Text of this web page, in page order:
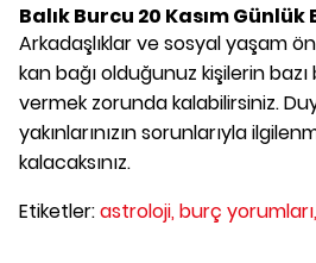
Balık Burcu 20 Kasım
Arkadaşlıklar ve sosyal yaşam
kan bağı olduğunuz kişilerin
vermek zorunda kalabilirsiniz.
yakınlarınızın sorunlarıyla
kalacaksınız.
Etiketler:astroloji, burç yorumları,